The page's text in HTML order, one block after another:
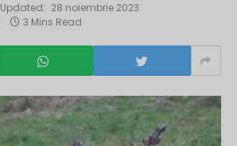
Updated: 28 noiembrie 2023
3 Mins Read